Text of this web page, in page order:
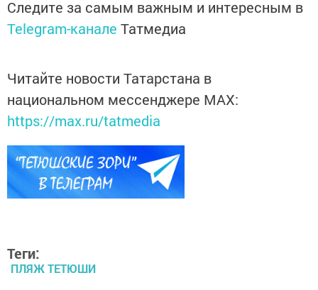
Следите за самым важным и интересным в
Telegram-канале Татмедиа
Читайте новости Татарстана в
национальном мессенджере MАХ:
https://max.ru/tatmedia
Теги:
ПЛЯЖ ТЕТЮШИ